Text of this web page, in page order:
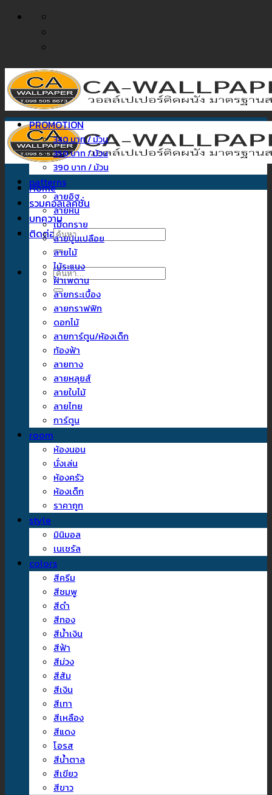
ข้าม
Home
รวมคอลเลคชั่น
บทความ
ติดต่อเรา
ค้นหา:
ค้นหา:
PROMOTION
340 บาท / ม้วน
350 บาท / ม้วน
390 บาท / ม้วน
patterns
ลายอิฐ
ลายหิน
เม็ดทราย
ลายปูนเปลือย
ลายไม้
ไม้ระแนง
ฝ้าเพดาน
ลายกระเบื้อง
ลายกราฟฟิก
ดอกไม้
ลายการ์ตูน/ห้องเด็ก
ท้องฟ้า
ลายทาง
ลายหลุยส์
ลายใบไม้
ลายไทย
การ์ตูน
room
ห้องนอน
นั่งเล่น
ห้องครัว
ห้องเด็ก
ราคาถูก
style
มินิมอล
เนเชรัล
colors
สีครีม
สีชมพู
สีดำ
สีทอง
สีน้ำเงิน
สีฟ้า
สีม่วง
สีส้ม
สีเงิน
สีเทา
สีเหลือง
สีแดง
โอรส
สีน้ำตาล
สีเขียว
สีขาว